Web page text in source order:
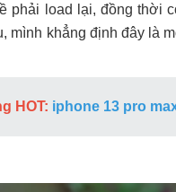
phải load lại, đồng thời
mình khẳng định đây là
HOT: iphone 13 pro